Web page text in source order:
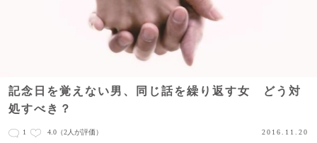
記念日を覚えない男、同じ話を繰り返す女 どう対
処すべき？
1 4.0 （2人が評価） 2016.11.20